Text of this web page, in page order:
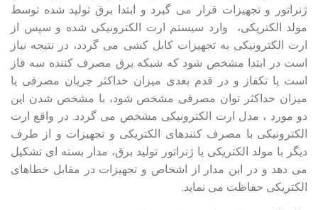
ژنراتور و تجهیزات قرار می گیرد و ابتدا برق تولید شده توسط
مولد الکتریکی، وارد سیستم ارت الکترونیکی شده و سپس از
ارت الکترونیکی به تجهیزات کابل کشی می گردد، در نتیجه نیاز
است در ابتدا مشخص شود که شبکه برق مصرف کننده سه فاز
است یا تکفاز و در قدم بعدی میزان حداکثر جریان مصرفی یا
میزان حداکثر توان مصرفی مشخص شود، با مشخص شدن این
دو مورد ، مدل ارت الکترونیکی مشخص می گردد. در واقع ارت
الکترونیکی با مصرف کنندهای الکتریکی و تجهیزات و از طرف
دیگر با مولد الکتریکی یا ژنراتور تولید برق، مدار بسته ای تشکیل
می دهد و در این مدار از اشخاص و تجهیزات در مقابل خطاهای
الکتریکی حفاظت می نماید.